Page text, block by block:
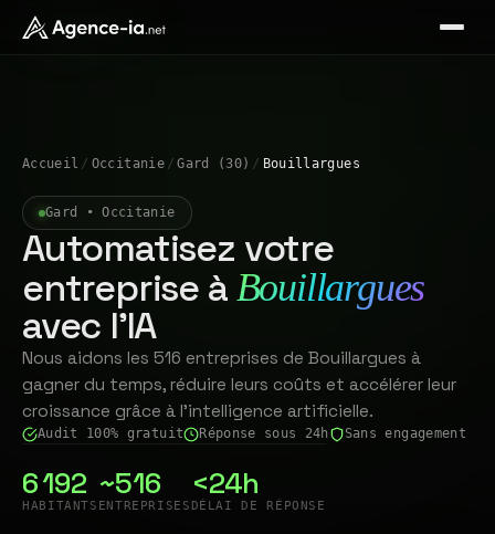
Accueil / Occitanie / Gard (30) / Bouillargues
Gard • Occitanie
Automatisez votre
entreprise à Bouillargues
avec l'IA
Nous aidons les 516 entreprises de Bouillargues à
gagner du temps, réduire leurs coûts et accélérer leur
croissance grâce à l'intelligence artificielle.
Audit 100% gratuit Réponse sous 24h Sans engagement
6 192
HABITANTS
~516
ENTREPRISES
<24h
DÉLAI DE RÉPONSE